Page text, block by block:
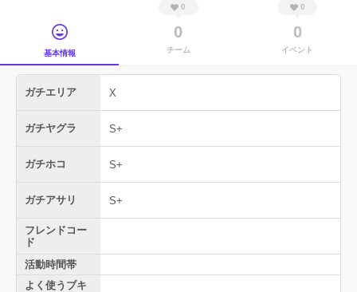
基本情報
0
0
チーム
0
0
イベント
ガチエリア X
ガチヤグラ S+
ガチホコ S+
ガチアサリ S+
フレンドコー
ド
活動時間帯
よく使うブキ